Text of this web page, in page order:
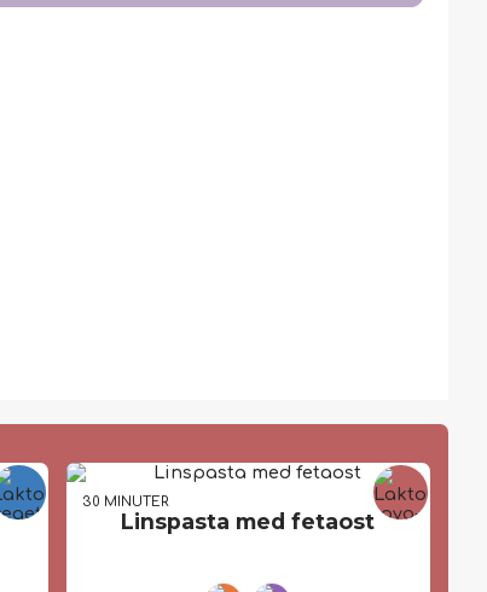
30 MINUTER
Linspasta med fetaost